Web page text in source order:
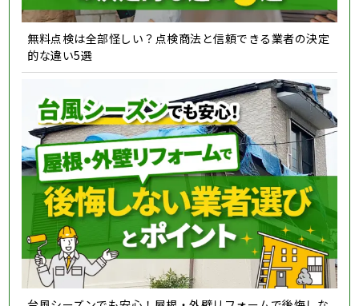
無料点検は全部怪しい？点検商法と信頼できる業者の決定
的な違い5選